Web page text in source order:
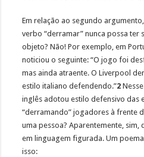
Em relação ao segundo
verbo “derramar” nunca possa ter
objeto? Não! Por exemplo, em
noticiou o seguinte: “O jogo foi
mas ainda atraente. O Liverpool
estilo italiano defendendo.”2
inglês adotou estilo defensivo das
“derramando” jogadores à frente
uma pessoa? Aparentemente,
em linguagem figurada. Um
isso: